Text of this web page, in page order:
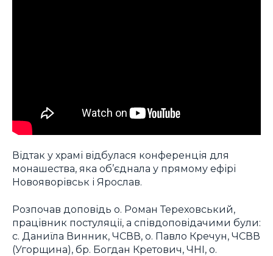
Відтак у храмі відбулася конференція для
монашества, яка об’єднала у прямому ефірі
Новояворівськ і Ярослав.
Розпочав доповідь о. Роман Тереховський,
працівник постуляції, а співдоповідачими були:
с. Даниїла Винник, ЧСВВ, о. Павло Кречун, ЧСВВ
(Угорщина), бр. Богдан Кретович, ЧНІ, о.